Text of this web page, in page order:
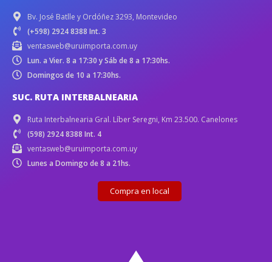
Bv. José Batlle y Ordóñez 3293, Montevideo
(+598) 2924 8388 Int. 3
ventasweb@uruimporta.com.uy
Lun. a Vier. 8 a 17:30 y Sáb de 8 a 17:30hs.
Domingos de 10 a 17:30hs.
SUC. RUTA INTERBALNEARIA
Ruta Interbalnearia Gral. Líber Seregni, Km 23.500. Canelones
(598) 2924 8388 Int. 4
ventasweb@uruimporta.com.uy
Lunes a Domingo de 8 a 21hs.
Compra en local